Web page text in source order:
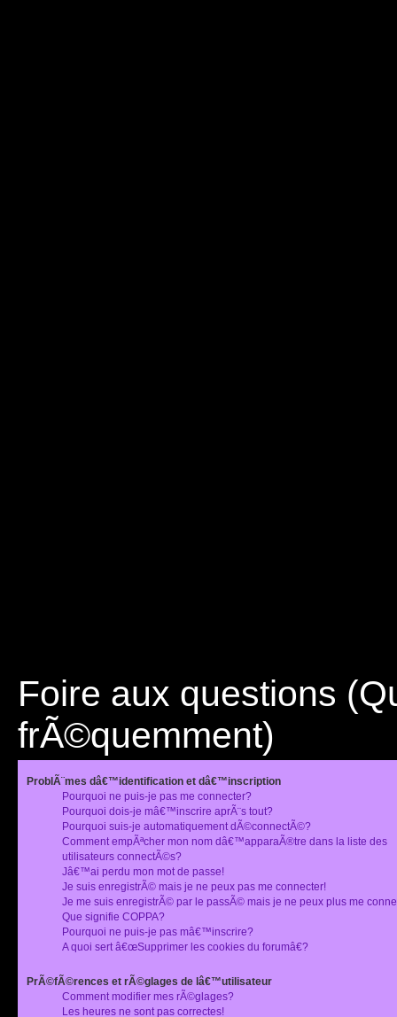
Foire aux questions
frÃ©quemment)
ProblÃ¨mes dâ€™identification et dâ€™inscription
Pourquoi ne puis-je pas me connecter?
Pourquoi dois-je mâ€™inscrire aprÃ¨s tout?
Pourquoi suis-je automatiquement dÃ©connectÃ©?
Comment empÃªcher mon nom dâ€™apparaÃ®tre dans la liste des
utilisateurs connectÃ©s?
Jâ€™ai perdu mon mot de passe!
Je suis enregistrÃ© mais je ne peux pas me connecter!
Je me suis enregistrÃ© par le passÃ© mais je ne peux plus me
Que signifie COPPA?
Pourquoi ne puis-je pas mâ€™inscrire?
A quoi sert â€œSupprimer les cookies du forumâ€?
PrÃ©fÃ©rences et rÃ©glages de lâ€™utilisateur
Comment modifier mes rÃ©glages?
Les heures ne sont pas correctes!